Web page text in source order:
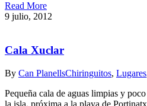
Read More
9 julio, 2012
Cala Xuclar
By Can PlanellsChiringuitos, Lugares
Pequeña cala de aguas limpias y
la isla, próxima a la playa de